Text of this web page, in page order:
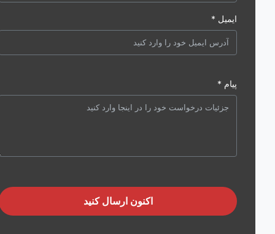
ایمیل *
اکنون ارسال کنید